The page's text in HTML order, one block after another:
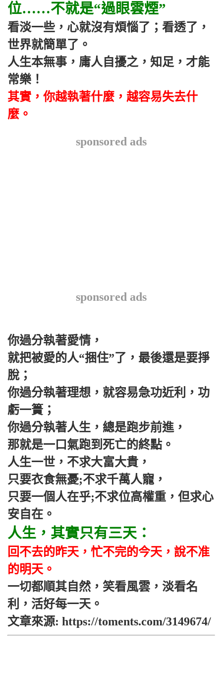
位……不就是“過眼雲煙”
看淡一些，心就沒有煩惱了；看透了，
世界就簡單了。
人生本無事，庸人自擾之，知足，才能
常樂！
其實，你越執著什麼，越容易失去什
麼。
sponsored ads
sponsored ads
你過分執著愛情，
就把被愛的人“捆住”了，最後還是要掙
脫；
你過分執著理想，就容易急功近利，功
虧一簣；
你過分執著人生，總是跑步前進，
那就是一口氣跑到死亡的終點。
人生一世，不求大富大貴，
只要衣食無憂;不求千萬人寵，
只要一個人在乎;不求位高權重，但求心
安自在。
人生，其實只有三天：
回不去的昨天，忙不完的今天，說不准
的明天。
一切都順其自然，笑看風雲，淡看名
利，活好每一天。
文章來源: https://toments.com/3149674/